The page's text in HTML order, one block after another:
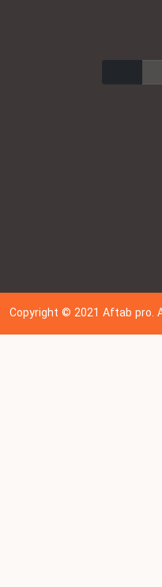
Copyright © 202 1Aftab pro.